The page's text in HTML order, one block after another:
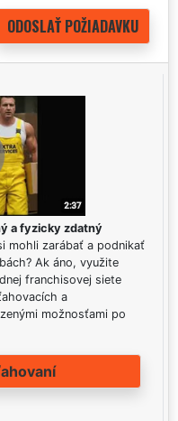
a fyzicky zdatný
mohli zarábať a podnikať
Ak áno, využite
franchisovej siete
a
možnosťami po